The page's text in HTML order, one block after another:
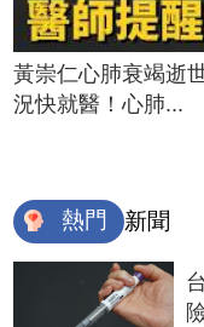
黃崇仁心肺衰竭逝
況快就醫！心肺...
熱門 新聞